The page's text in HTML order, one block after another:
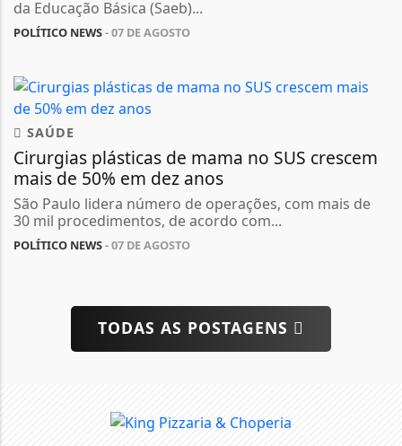
da Educação Básica (Saeb)...
POLÍTICO NEWS- 07 DE AGOSTO
SAÚDE
Cirurgias plásticas de mama no SUS crescem
mais de 50% em dez anos
São Paulo lidera número de operações, com mais de
30 mil procedimentos, de acordo com...
POLÍTICO NEWS- 07 DE AGOSTO
TODAS AS POSTAGENS